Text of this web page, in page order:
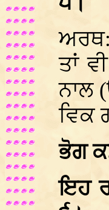
ਅਰਥ:
ਤਾਂ
ਨਾਲ
ਵਿਕ
ਭੋਗ
ਇਹ